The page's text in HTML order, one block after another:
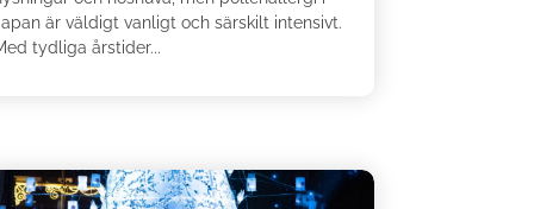
är väldigt vanligt och särskilt intensivt.
tydliga årstider...